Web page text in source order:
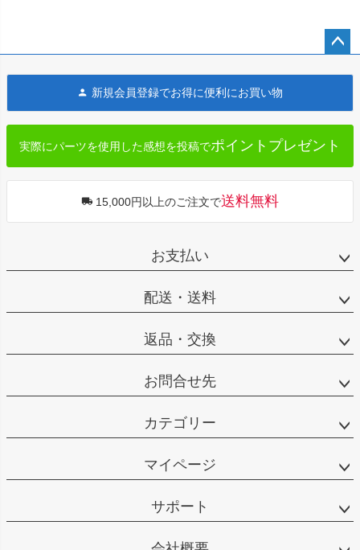
へ
新規会員登録でお得に便利にお買い物
実際にパーツを使用した感想を投稿でポイントプレゼント
15,000円以上のご注文で送料無料
お支払い
配送・送料
返品・交換
お問合せ先
カテゴリー
マイページ
サポート